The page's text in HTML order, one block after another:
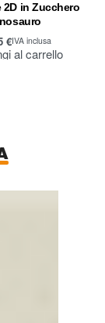
2D in Zucchero
€IVA inclusa
al carrello